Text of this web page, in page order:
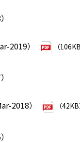
2019） （
2018） （